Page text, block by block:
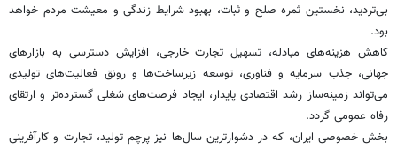
بی‌تردید، نخستین ثمره صلح و ثبات، بهبود شرایط زندگی و معیشت مردم خواهد
بود.
کاهش هزینه‌های مبادله، تسهیل تجارت خارجی، افزایش دسترسی به بازارهای
جهانی، جذب سرمایه و فناوری، توسعه زیرساخت‌ها و رونق فعالیت‌های تولیدی
می‌تواند زمینه‌ساز رشد اقتصادی پایدار، ایجاد فرصت‌های شغلی گسترده‌تر و ارتقای
رفاه عمومی گردد.
بخش خصوصی ایران، که در دشوارترین سال‌ها نیز پرچم تولید، تجارت و کارآفرینی